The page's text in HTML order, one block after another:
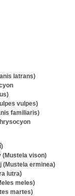
latrans)
vulpes)
familiaris)
vison)
(Mustela erminea)
lutra)
meles)
martes)